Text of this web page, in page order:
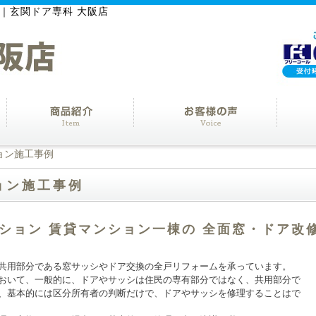
玄関ドア専科 大阪店
ン施工事例
ン施工事例
ョン 賃貸マンション一棟の 全面窓・ドア改
用部分である窓サッシやドア交換の全戸リフォームを承っています。
いて、一般的に、ドアやサッシは住民の専有部分ではなく、共用部分で
基本的には区分所有者の判断だけで、ドアやサッシを修理することはで